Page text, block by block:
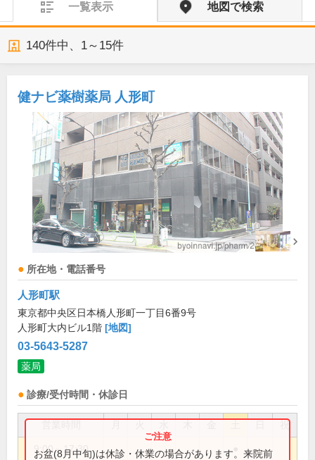
一覧表示 地図で検索
140件中、 1～15件
健ナビ薬樹薬局 人形町
所在地・電話番号
人形町駅
東京都中央区日本橋人形町一丁目6番9号
人形町大内ビル1階 [地図]
03-5643-5287
薬局
診療/受付時間・休診日
祝
9:00～17:30
お盆(8月中旬)は休診・休業の場合があります。来院前